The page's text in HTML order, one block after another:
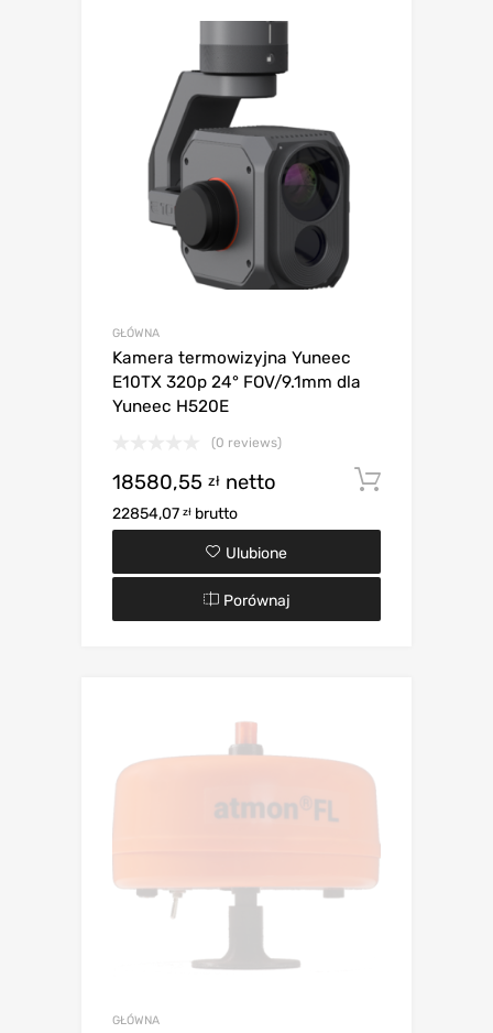
GŁÓWNA
Kamera termowizyjna Yuneec
E10TX 320p 24° FOV/9.1mm dla
Yuneec H520E
(0 reviews)
18580,55 zł netto
22854,07 zł brutto
Ulubione
Porównaj
GŁÓWNA